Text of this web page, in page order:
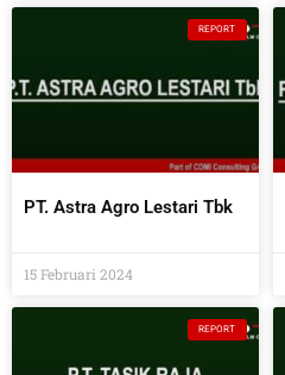
REPORT
PT. Astra Agro Lestari Tbk
15 Februari 2024
REPORT